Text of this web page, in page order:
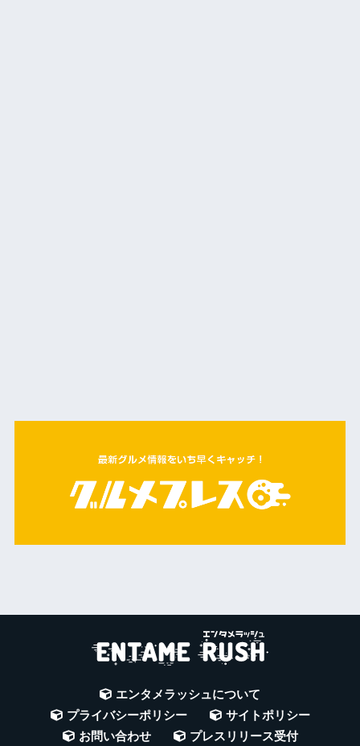
エンタメラッシュについて
プライバシーポリシー
サイトポリシー
お問い合わせ
プレスリリース受付